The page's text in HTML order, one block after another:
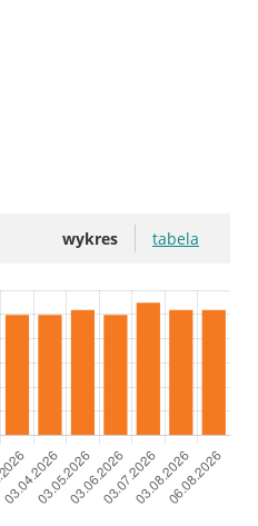
wykres tabela